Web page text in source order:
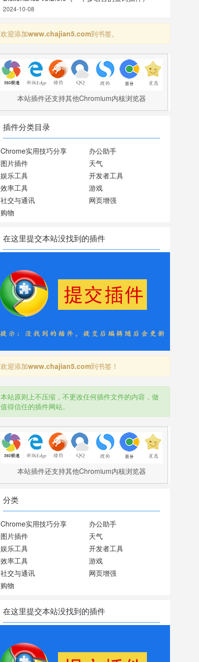
2024-10-08
欢迎添加www.chajian5.com到书签。
本站插件还支持其他Chromium内核浏览器
插件分类目录
Chrome实用技巧分享
办公助手
图片插件
天气
娱乐工具
开发者工具
效率工具
游戏
社交与通讯
网页增强
购物
在这里提交本站没找到的插件
欢迎添加www.chajian5.com到书签！
本站原则上不压缩，不更改任何插件文件的内容，做
值得信任的插件网站。
本站插件还支持其他Chromium内核浏览器
分类
Chrome实用技巧分享
办公助手
图片插件
天气
娱乐工具
开发者工具
效率工具
游戏
社交与通讯
网页增强
购物
在这里提交本站没找到的插件